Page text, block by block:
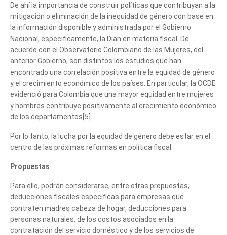
De ahí la importancia de construir políticas que contribuyan a la
mitigación o eliminación de la inequidad de género con base en
la información disponible y administrada por el Gobierno
Nacional, específicamente, la Dian en materia fiscal. De
acuerdo con el Observatorio Colombiano de las Mujeres, del
anterior Gobierno, son distintos los estudios que han
encontrado una correlación positiva entre la equidad de género
y el crecimiento económico de los países. En particular, la OCDE
evidenció para Colombia que una mayor equidad entre mujeres
y hombres contribuye positivamente al crecimiento económico
de los departamentos [5]
Por lo tanto, la lucha por la equidad de género debe estar en el
centro de las próximas reformas en política fiscal.
Propuestas
Para ello, podrán considerarse, entre otras propuestas,
deducciones fiscales específicas para empresas que
contraten madres cabeza de hogar, deducciones para
personas naturales, de los costos asociados en la
contratación del servicio doméstico y de los servicios de